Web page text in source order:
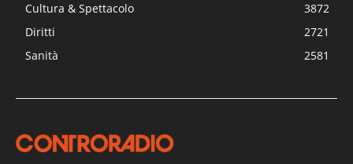
Cultura & Spettacolo
3872
Diritti
2721
Sanità
2581